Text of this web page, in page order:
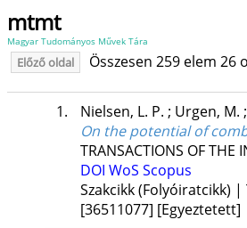
mtmt
Magyar Tudományos Művek Tára
Előző oldal Összesen 259 elem 26
1. Nielsen, L. P. ; Urgen, M. ;
On the potential of
TRANSACTIONS OF THE
DOI WoS Scopus
Szakcikk (Folyóiratcikk)
[36511077] [Egyeztetett]